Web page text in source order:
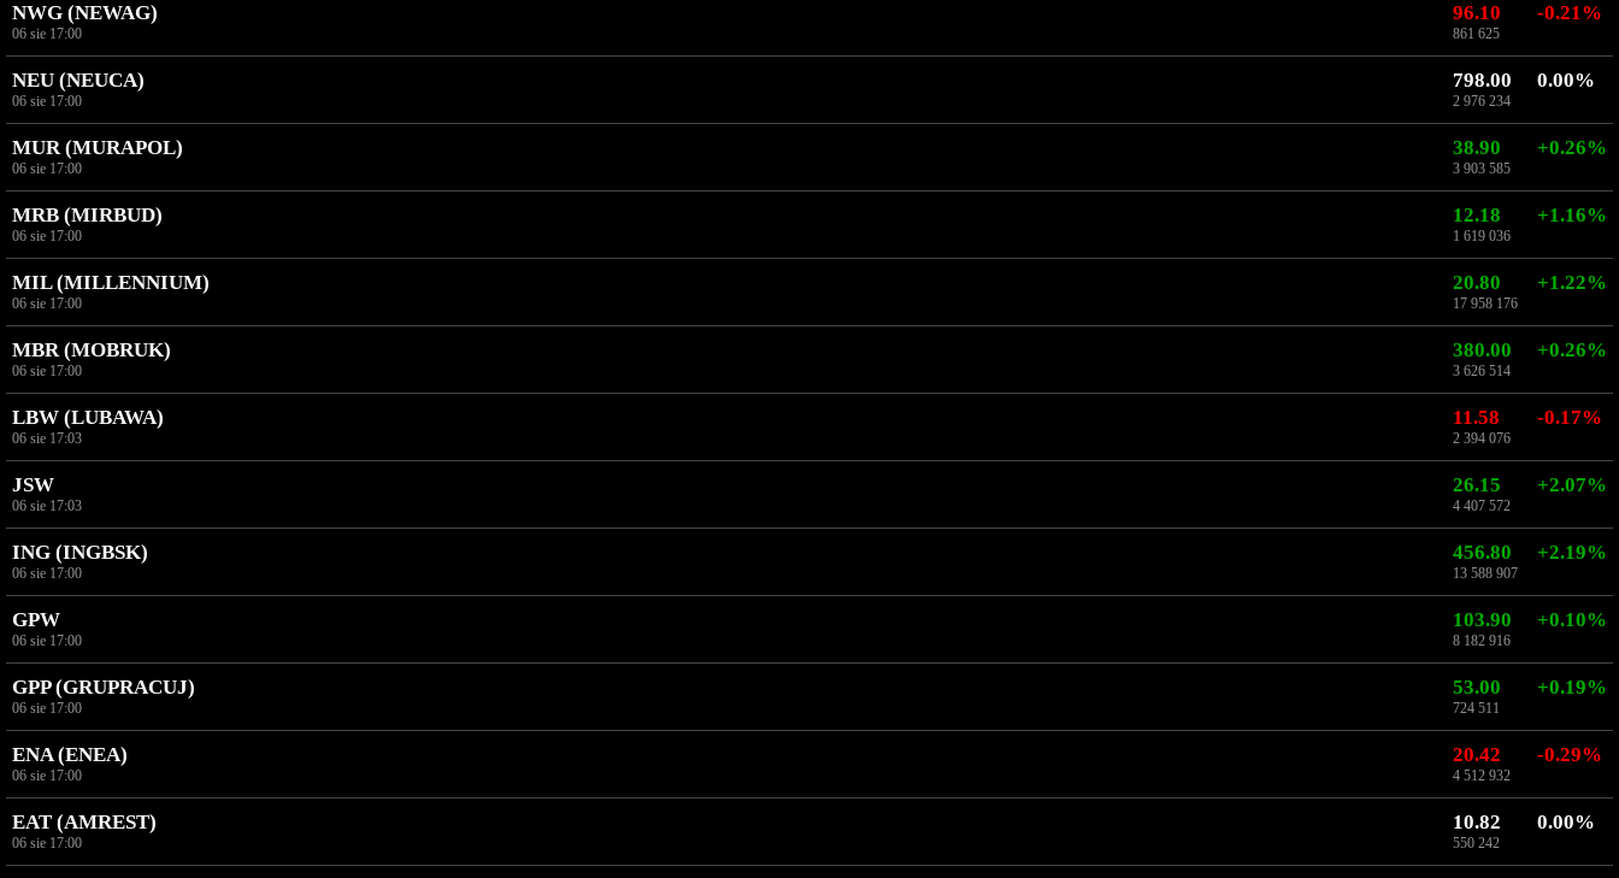
NWG (NEWAG)
06 sie 17:00
96.10
861 625
-0.21%
NEU (NEUCA)
06 sie 17:00
798.00
2 976 234
0.00%
MUR (MURAPOL)
06 sie 17:00
38.90
3 903 585
+0.26%
MRB (MIRBUD)
06 sie 17:00
12.18
1 619 036
+1.16%
MIL (MILLENNIUM)
06 sie 17:00
20.80
17 958 176
+1.22%
MBR (MOBRUK)
06 sie 17:00
380.00
3 626 514
+0.26%
LBW (LUBAWA)
06 sie 17:03
11.58
2 394 076
-0.17%
JSW
06 sie 17:03
26.15
4 407 572
+2.07%
ING (INGBSK)
06 sie 17:00
456.80
13 588 907
+2.19%
GPW
06 sie 17:00
103.90
8 182 916
+0.10%
GPP (GRUPRACUJ)
06 sie 17:00
53.00
724 511
+0.19%
ENA (ENEA)
06 sie 17:00
20.42
4 512 932
-0.29%
EAT (AMREST)
06 sie 17:00
10.82
550 242
0.00%